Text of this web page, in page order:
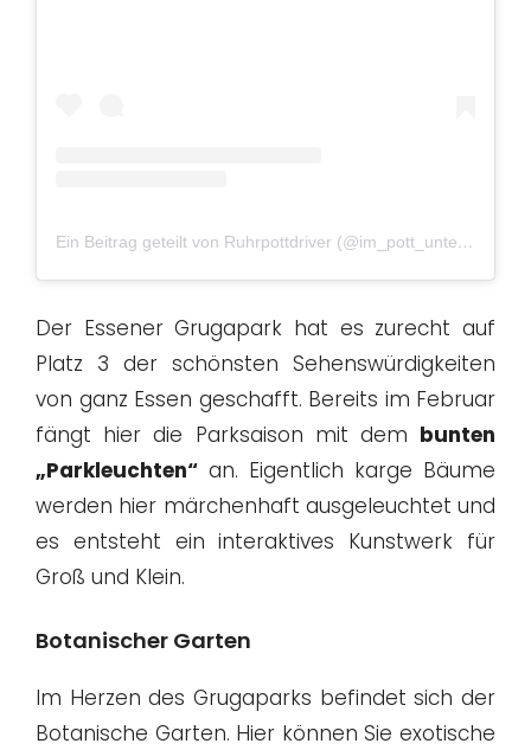
Ein Beitrag geteilt von Ruhrpottdriver (@im_pott_unterwegs)
Der Essener Grugapark hat es zurecht auf
Platz 3 der schönsten Sehenswürdigkeiten
von ganz Essen geschafft. Bereits im Februar
fängt hier die Parksaison mit dem bunten
„Parkleuchten“ an. Eigentlich karge Bäume
werden hier märchenhaft ausgeleuchtet und
es entsteht ein interaktives Kunstwerk für
Groß und Klein.
Botanischer Garten
Im Herzen des Grugaparks befindet sich der
Botanische Garten. Hier können Sie exotische